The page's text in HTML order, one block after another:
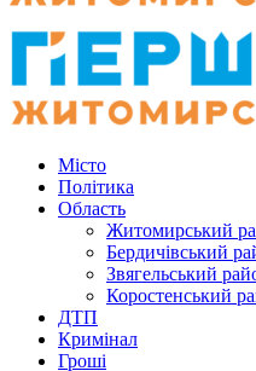
Місто
Політика
Область
Житомирський
Бердичівський
Звягельський
Коростенський
ДТП
Кримінал
Гроші